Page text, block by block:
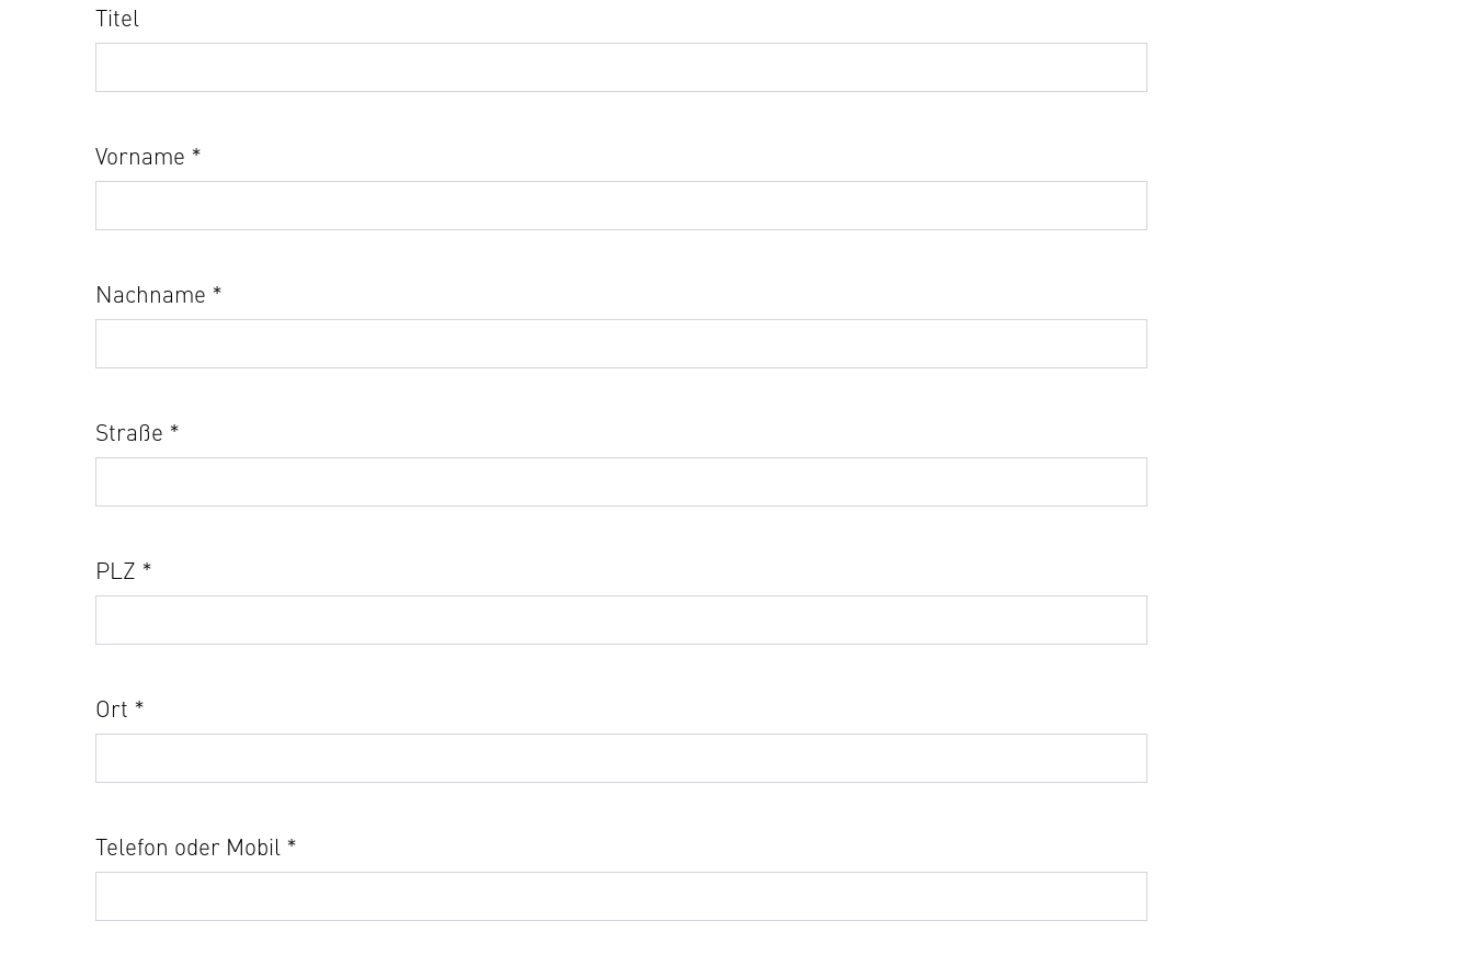
Titel
Vorname *
Nachname *
Straße *
PLZ *
Ort *
Telefon oder Mobil *